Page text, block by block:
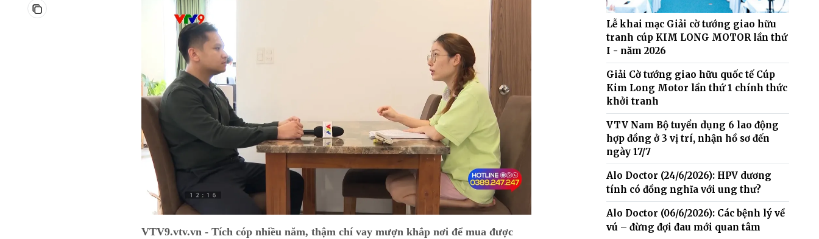
VTV9.vtv.vn - Tích cóp nhiều năm, thậm chí vay mượn khắp nơi để mua được
Lễ khai mạc Giải cờ tướng giao hữu
tranh cúp KIM LONG MOTOR lần thứ
I - năm 2026
Giải Cờ tướng giao hữu quốc tế Cúp
Kim Long Motor lần thứ 1 chính thức
khởi tranh
VTV Nam Bộ tuyển dụng 6 lao động
hợp đồng ở 3 vị trí, nhận hồ sơ đến
ngày 17/7
Alo Doctor (24/6/2026): HPV dương
tính có đồng nghĩa với ung thư?
Alo Doctor (06/6/2026): Các bệnh lý về
vú – đừng đợi đau mới quan tâm